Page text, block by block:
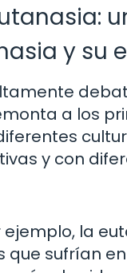
y su
a los
y con
ejemplo, la
sufrían